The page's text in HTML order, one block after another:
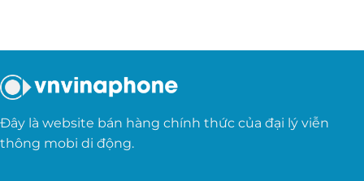
Đây là website bán hàng chính thức của đại lý viễn
thông mobi di động.